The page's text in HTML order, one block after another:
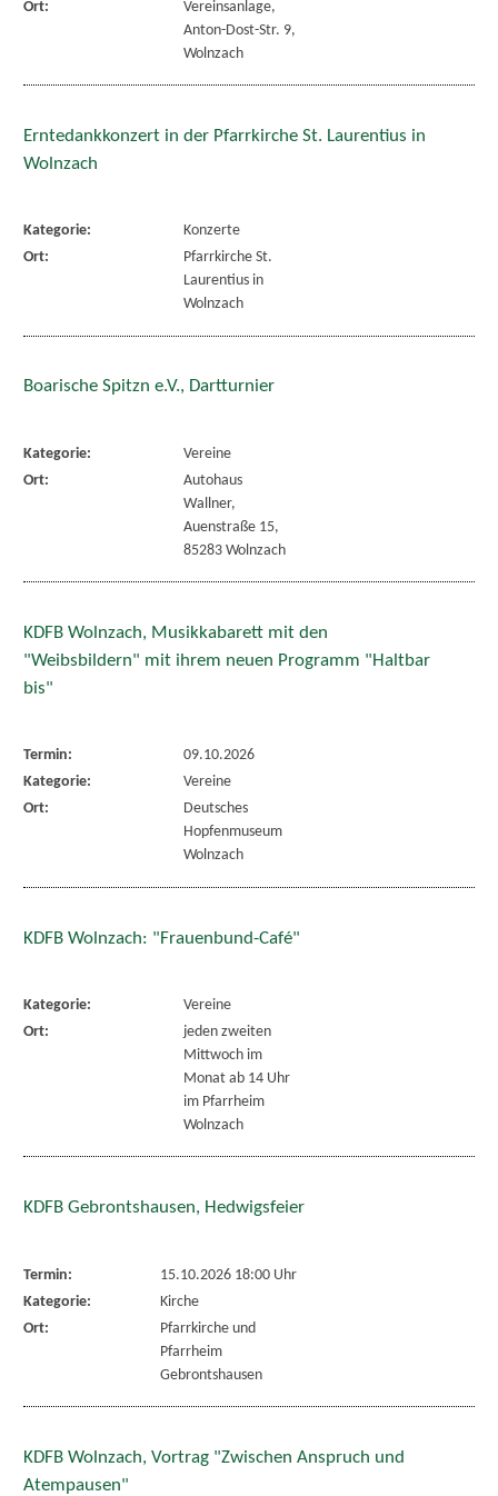
Ort:
Vereinsanlage,
Anton-Dost-Str. 9,
Wolnzach
Erntedankkonzert in der Pfarrkirche St. Laurentius in
Wolnzach
Kategorie:
Konzerte
Ort:
Pfarrkirche St.
Laurentius in
Wolnzach
Boarische Spitzn e.V., Dartturnier
Kategorie:
Vereine
Ort:
Autohaus
Wallner,
Auenstraße 15,
85283 Wolnzach
KDFB Wolnzach, Musikkabarett mit den
"Weibsbildern" mit ihrem neuen Programm "Haltbar
bis"
Termin:
09.10.2026
Kategorie:
Vereine
Ort:
Deutsches
Hopfenmuseum
Wolnzach
KDFB Wolnzach: "Frauenbund-Café"
Kategorie:
Vereine
Ort:
jeden zweiten
Mittwoch im
Monat ab 14 Uhr
im Pfarrheim
Wolnzach
KDFB Gebrontshausen, Hedwigsfeier
Termin:
15.10.2026 18:00 Uhr
Kategorie:
Kirche
Ort:
Pfarrkirche und
Pfarrheim
Gebrontshausen
KDFB Wolnzach, Vortrag "Zwischen Anspruch und
Atempausen"